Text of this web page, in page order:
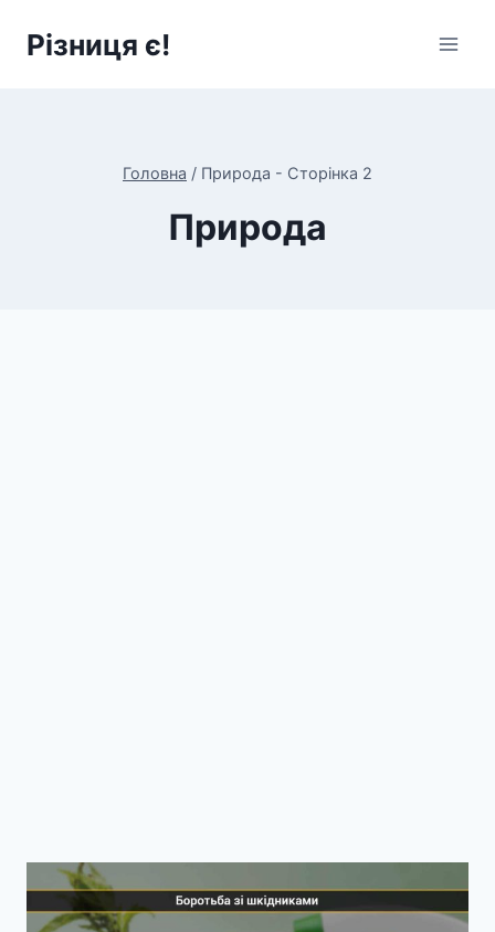
Різниця є!
Головна / Природа - Сторінка 2
Природа